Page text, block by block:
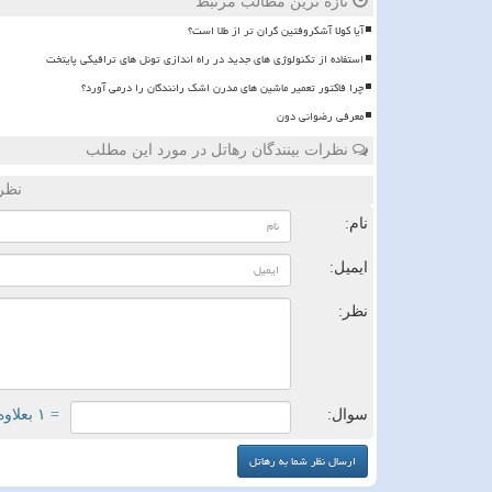
آیا کولا آشکروفتین گران تر از طلا است؟
استفاده از تکنولوژی های جدید در راه اندازی تونل های ترافیکی پایتخت
چرا فاکتور تعمیر ماشین های مدرن اشک رانندگان را درمی آورد؟
معرفی رضوانی دون
نظرات بینندگان رهاتل در مورد این مطلب
نام:
ایمیل:
نظر:
سوال: = ۱ بعلاوه ۲